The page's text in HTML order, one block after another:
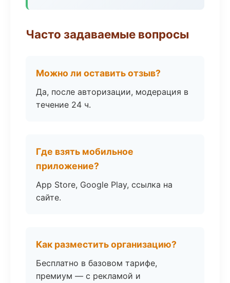
Часто задаваемые вопросы
Можно ли оставить отзыв?
Да, после авторизации, модерация в
течение 24 ч.
Где взять мобильное
приложение?
App Store, Google Play, ссылка на
сайте.
Как разместить организацию?
Бесплатно в базовом тарифе,
премиум — с рекламой и